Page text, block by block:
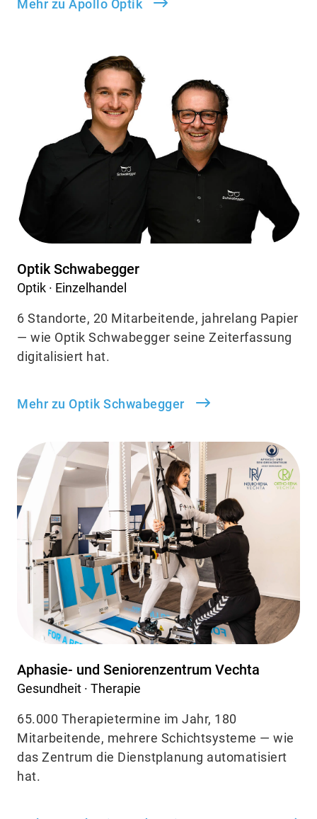
Mehr zu Apollo Optik
Optik Schwabegger
Optik · Einzelhandel
6 Standorte, 20 Mitarbeitende, jahrelang Papier
— wie Optik Schwabegger seine Zeiterfassung
digitalisiert hat.
Mehr zu Optik Schwabegger
Aphasie- und Seniorenzentrum Vechta
Gesundheit · Therapie
65.000 Therapietermine im Jahr, 180
Mitarbeitende, mehrere Schichtsysteme — wie
das Zentrum die Dienstplanung automatisiert
hat.